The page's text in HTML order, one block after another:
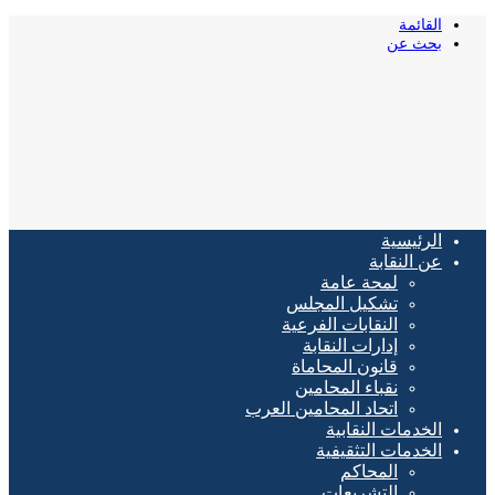
القائمة
بحث عن
الرئيسية
عن النقابة
لمحة عامة
تشكيل المجلس
النقابات الفرعية
إدارات النقابة
قانون المحاماة
نقباء المحامين
اتحاد المحامين العرب
الخدمات النقابية
الخدمات التثقيفية
المحاكم